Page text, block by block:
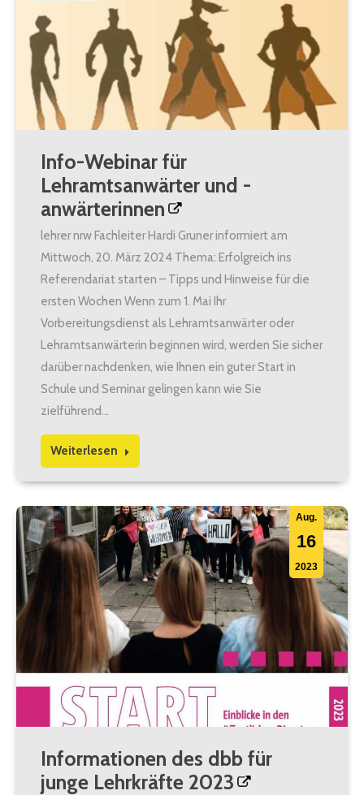
Info-Webinar für
Lehramtsanwärter und -
anwärterinnen
lehrer nrw Fachleiter Hardi Gruner informiert am
Mittwoch, 20. März 2024 Thema: Erfolgreich ins
Referendariat starten – Tipps und Hinweise für die
ersten Wochen Wenn zum 1. Mai Ihr
Vorbereitungsdienst als Lehramtsanwärter oder
Lehramtsanwärterin beginnen wird, werden Sie sicher
darüber nachdenken, wie Ihnen ein guter Start in
Schule und Seminar gelingen kann wie Sie
zielführend…
Weiterlesen
Aug.
16
2023
Informationen des dbb für
junge Lehrkräfte 2023